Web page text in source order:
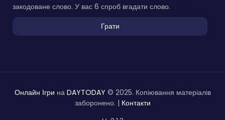
закодоване слово. У вас 6 спроб вгадати слово.
Грати
Онлайн Ігри на DAYTODAY © 2025. Копіювання матеріалів
заборонено. | Контакти